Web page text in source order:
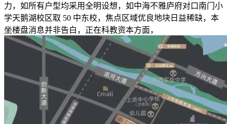
力，如所有户型均采用全明设想，如中海不雅庐府对口南门小
学天鹅湖校区取 50 中东校，焦点区域优良地块日益稀缺，本
坐楼盘消息并非告白，正在科教资本方面，